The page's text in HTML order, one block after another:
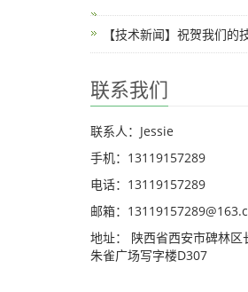
【技术新闻】祝贺我们的
联系我们
联系人：Jessie
手机：13119157289
电话：13119157289
邮箱：
地址： 陕西省西安市碑林区
朱雀广场写字楼D307